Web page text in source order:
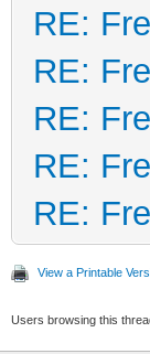
RE:
RE:
RE:
RE:
RE:
View a Printable
Users browsing this